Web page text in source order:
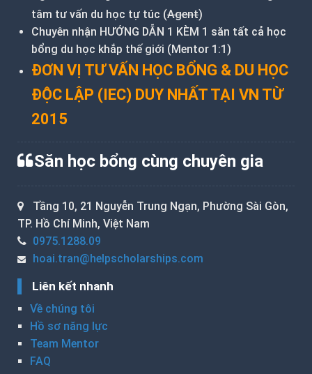
tâm tư vấn du học tự túc (Agent)
Chuyên nhận HƯỚNG DẪN 1 KÈM 1 săn tất cả học
bổng du học khắp thế giới (Mentor 1:1)
ĐƠN VỊ TƯ VẤN HỌC BỔNG & DU HỌC
ĐỘC LẬP (IEC) DUY NHẤT TẠI VN TỪ
2015
Săn học bổng cùng chuyên gia
Tầng 10, 21 Nguyễn Trung Ngạn, Phường Sài Gòn,
TP. Hồ Chí Minh, Việt Nam
0975.1288.09
hoai.tran@helpscholarships.com
Liên kết nhanh
Về chúng tôi
Hồ sơ năng lực
Team Mentor
FAQ